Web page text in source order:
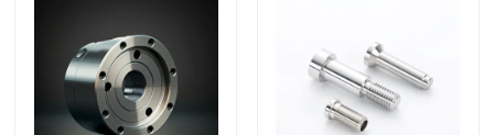
Cnc-gefreesde onderdelen
CNC-freesonderdelen